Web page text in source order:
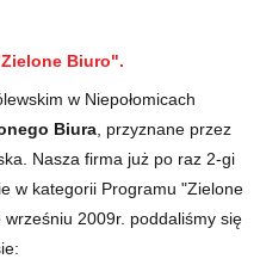
Biuro".
w Niepołomicach
Biura , przyznane przez
Nasza firma już po raz 2-gi
w kategorii Programu "Zielone
2009r. poddaliśmy się